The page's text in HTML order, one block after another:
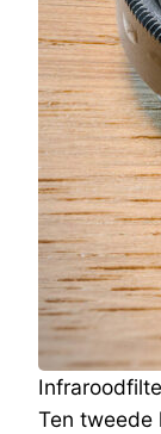
Ten tweede